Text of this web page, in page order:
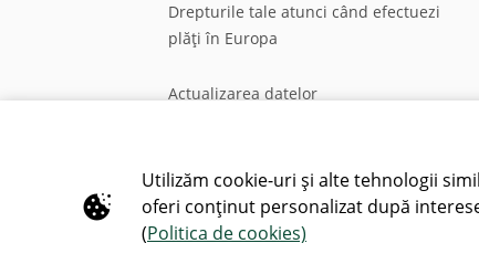
Utilizăm cookie-uri și alte tehnologii
oferi conținut personalizat după
(Politica de cookies)
Drepturile tale atunci când efectuezi
plăți în Europa
Actualizarea datelor